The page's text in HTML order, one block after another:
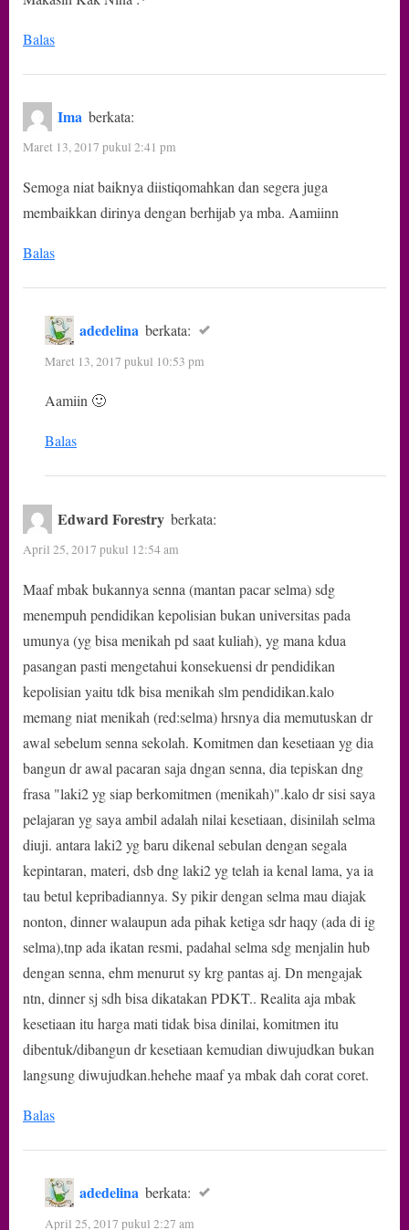
Balas
Ima berkata:
Maret 13, 2017 pukul 2:41 pm
Semoga niat baiknya diistiqomahkan dan segera juga
membaikkan dirinya dengan berhijab ya mba. Aamiinn
Balas
adedelina berkata:
Maret 13, 2017 pukul 10:53 pm
Aamiin 🙂
Balas
Edward Forestry berkata:
April 25, 2017 pukul 12:54 am
Maaf mbak bukannya senna (mantan pacar selma) sdg
menempuh pendidikan kepolisian bukan universitas pada
umunya (yg bisa menikah pd saat kuliah), yg mana kdua
pasangan pasti mengetahui konsekuensi dr pendidikan
kepolisian yaitu tdk bisa menikah slm pendidikan.kalo
memang niat menikah (red:selma) hrsnya dia memutuskan dr
awal sebelum senna sekolah. Komitmen dan kesetiaan yg dia
bangun dr awal pacaran saja dngan senna, dia tepiskan dng
frasa "laki2 yg siap berkomitmen (menikah)".kalo dr sisi saya
pelajaran yg saya ambil adalah nilai kesetiaan, disinilah selma
diuji. antara laki2 yg baru dikenal sebulan dengan segala
kepintaran, materi, dsb dng laki2 yg telah ia kenal lama, ya ia
tau betul kepribadiannya. Sy pikir dengan selma mau diajak
nonton, dinner walaupun ada pihak ketiga sdr haqy (ada di ig
selma),tnp ada ikatan resmi, padahal selma sdg menjalin hub
dengan senna, ehm menurut sy krg pantas aj. Dn mengajak
ntn, dinner sj sdh bisa dikatakan PDKT.. Realita aja mbak
kesetiaan itu harga mati tidak bisa dinilai, komitmen itu
dibentuk/dibangun dr kesetiaan kemudian diwujudkan bukan
langsung diwujudkan.hehehe maaf ya mbak dah corat coret.
Balas
adedelina berkata:
April 25, 2017 pukul 2:27 am